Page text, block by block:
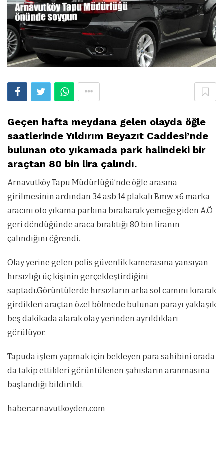
Geçen hafta meydana gelen olayda öğle
saatlerinde Yıldırım Beyazıt Caddesi’nde
bulunan oto yıkamada park halindeki bir
araçtan 80 bin lira çalındı.
Arnavutköy Tapu Müdürlüğü’nde öğle arasına
girilmesinin ardından 34 asb 14 plakalı Bmw x6 marka
aracını oto yıkama parkına bırakarak yemeğe giden A.Ö
geri döndüğünde araca bıraktığı 80 bin liranın
çalındığını öğrendi.
Olay yerine gelen polis güvenlik kamerasına yansıyan
hırsızlığı üç kişinin gerçekleştirdiğini
saptadı.Görüntülerde hırsızların arka sol camını kırarak
girdikleri araçtan özel bölmede bulunan parayı yaklaşık
beş dakikada alarak olay yerinden ayrıldıkları
görülüyor.
Tapuda işlem yapmak için bekleyen para sahibini orada
da takip ettikleri görüntülenen şahısların aranmasına
başlandığı bildirildi.
haber:arnavutkoyden.com